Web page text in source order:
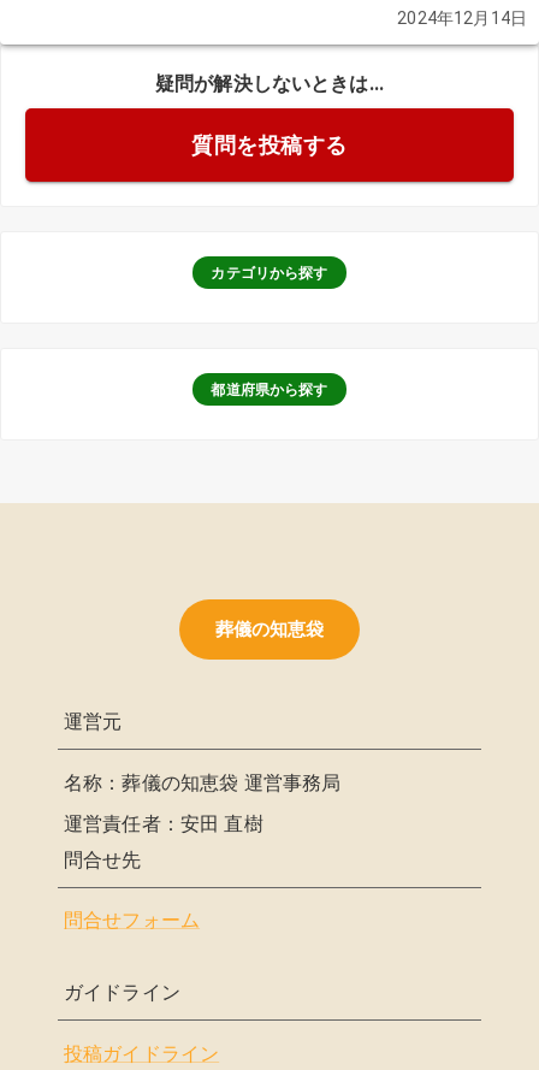
んのですが、おすすめの式場なども教えていただければと思いま
2024年12月14日
疑問が解決しないときは...
質問を投稿する
カテゴリから探す
都道府県から探す
葬儀の知恵袋
運営元
名称：葬儀の知恵袋 運営事務局
運営責任者：安田 直樹
問合せ先
問合せフォーム
ガイドライン
投稿ガイドライン